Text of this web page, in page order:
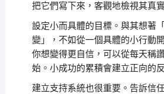
把它們寫下來，客觀地檢視其真
設定小而具體的目標。與其想著
變」，不如從一個具體的小行動
你想變得更自信，可以從每天稱
始。小成功的累積會建立正向的
建立支持系統也很重要。告訴信